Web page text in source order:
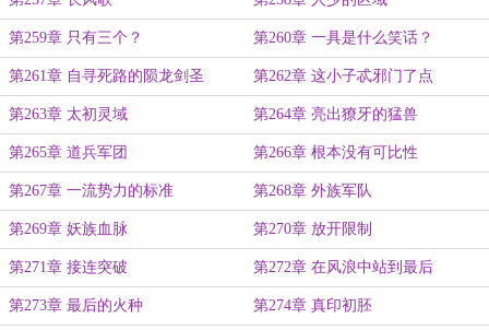
第259章 只有三个？ 第260章 一具是什么笑话？
第261章 自寻死路的陨龙剑圣 第262章 这小子忒邪门了点
第263章 太初灵域 第264章 亮出獠牙的猛兽
第265章 道兵军团 第266章 根本没有可比性
第267章 一流势力的标准 第268章 外族军队
第269章 妖族血脉 第270章 放开限制
第271章 接连突破 第272章 在风浪中站到最后
第273章 最后的火种 第274章 真印初胚